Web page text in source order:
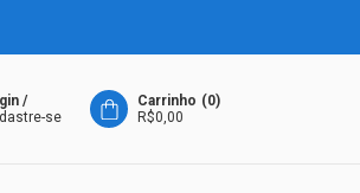
/
se
Carrinho (0)
R$0,00